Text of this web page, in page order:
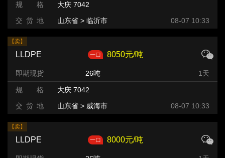
规 格
大庆 7042
交 货 地
山东省 > 临沂市 08-07 10:33
【卖】
LLDPE 8050元/吨
即期现货 26吨 1天
规 格
大庆 7042
交 货 地
山东省 > 威海市 08-07 10:33
【卖】
LLDPE 8000元/吨